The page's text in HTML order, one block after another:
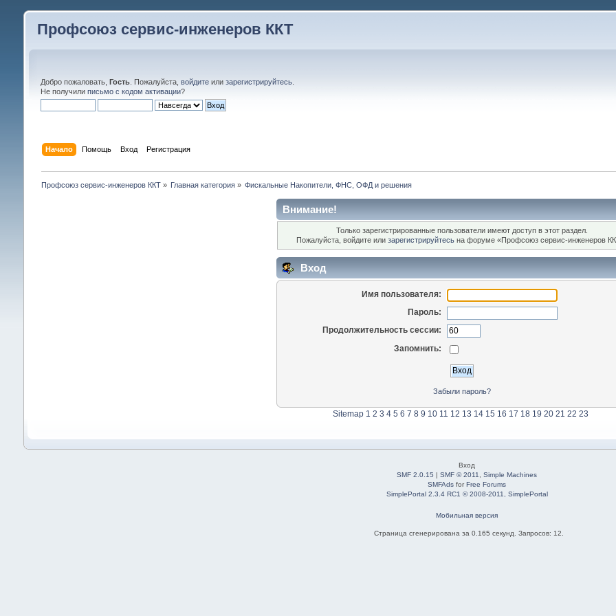
Профсоюз сервис-инженеров ККТ
Добро пожаловать, Гость. Пожалуйста, войдитеили зарегистрируйтесь.
Не получили письмо с кодом активации?
Начало Помощь Вход Регистрация
Профсоюз сервис-инженеров ККТ» Главная категория » Фискальные Накопители, ФНС, ОФД и решения
Внимание!
Только зарегистрированные пользователи имеют доступ в этот раздел.
Пожалуйста, войдите илизарегистрируйтесь на форуме «Профсоюз сервис-инженеров
Вход
Имя пользователя:
Пароль:
Продолжительность сессии:
Запомнить:
Забыли пароль?
Sitemap 1 2 3 4 5 6 7 8 9 10 11 12 13 14 15 16 17 18 19 20 21 22 23
Вход
SMF 2.0.15 |SMF © 2011 ,Simple Machines
SMFAds forFree Forums
SimplePortal 2.3.4 RC1 © 2008-2011, SimplePortal
Мобильная версия
Страница сгенерирована за 0.165 секунд. Запросов: 12.